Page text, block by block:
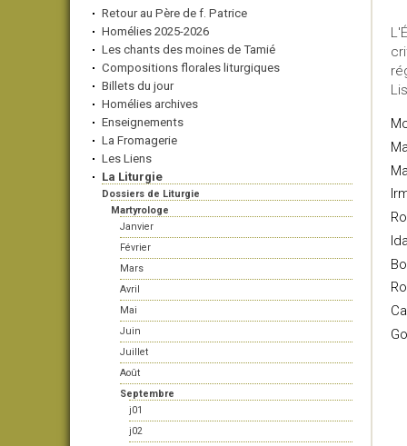
Retour au Père de f. Patrice
Homélies 2025-2026
Les chants des moines de Tamié
Compositions florales liturgiques
Billets du jour
Homélies archives
Enseignements
La Fromagerie
Les Liens
La Liturgie
Dossiers de Liturgie
Martyrologe
Janvier
Février
Mars
Avril
Mai
Juin
Juillet
Août
Septembre
j01
j02
Ida